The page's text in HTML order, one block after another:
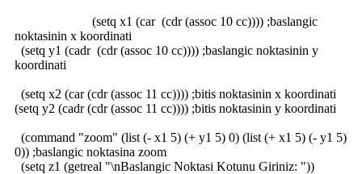
(setq x1 (car (cdr (assoc 10 cc)))) ;baslangic
noktasinin x koordinati
(setq y1 (cadr (cdr (assoc 10 cc)))) ;baslangic noktasinin y
koordinati
(setq x2 (car (cdr (assoc 11 cc)))) ;bitis noktasinin x koordinati
(setq y2 (cadr (cdr (assoc 11 cc)))) ;bitis noktasinin y koordinati
(command "zoom" (list (- x1 5) (+ y1 5) 0) (list (+ x1 5) (- y1 5)
0)) ;baslangic noktasina zoom
(setq z1 (getreal "\nBaslangic Noktasi Kotunu Giriniz: "))